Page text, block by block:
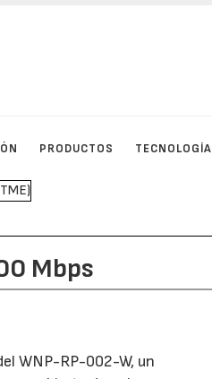
PRODUCTOS TECNOLOGÍA
Mbps
WNP-RP-002-W, un